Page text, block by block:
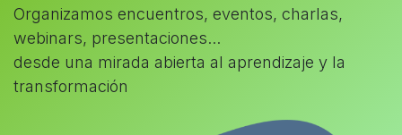
Organizamos encuentros, eventos, charlas,
webinars, presentaciones...
desde una mirada abierta al aprendizaje y la
transformación